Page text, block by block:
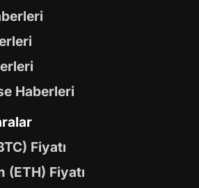
Haberleri
Fiyatı
(ETH) Fiyatı